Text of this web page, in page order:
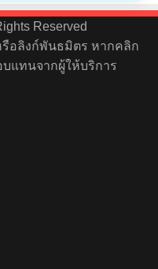
Reserved
อลิงก์พันธมิตร หากคลิก
บแทนจากผู้ให้บริการ